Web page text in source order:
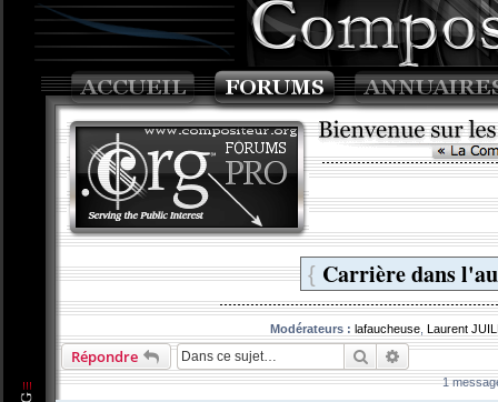
{ Carrière dans
Modérateurs : lafaucheuse Laurent
Répondre Rechercher
Recherche
1